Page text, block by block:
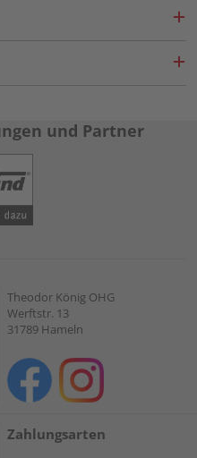
und Partner
Theodor König OHG
Werftstr. 13
31789 Hameln
Zahlungsarten